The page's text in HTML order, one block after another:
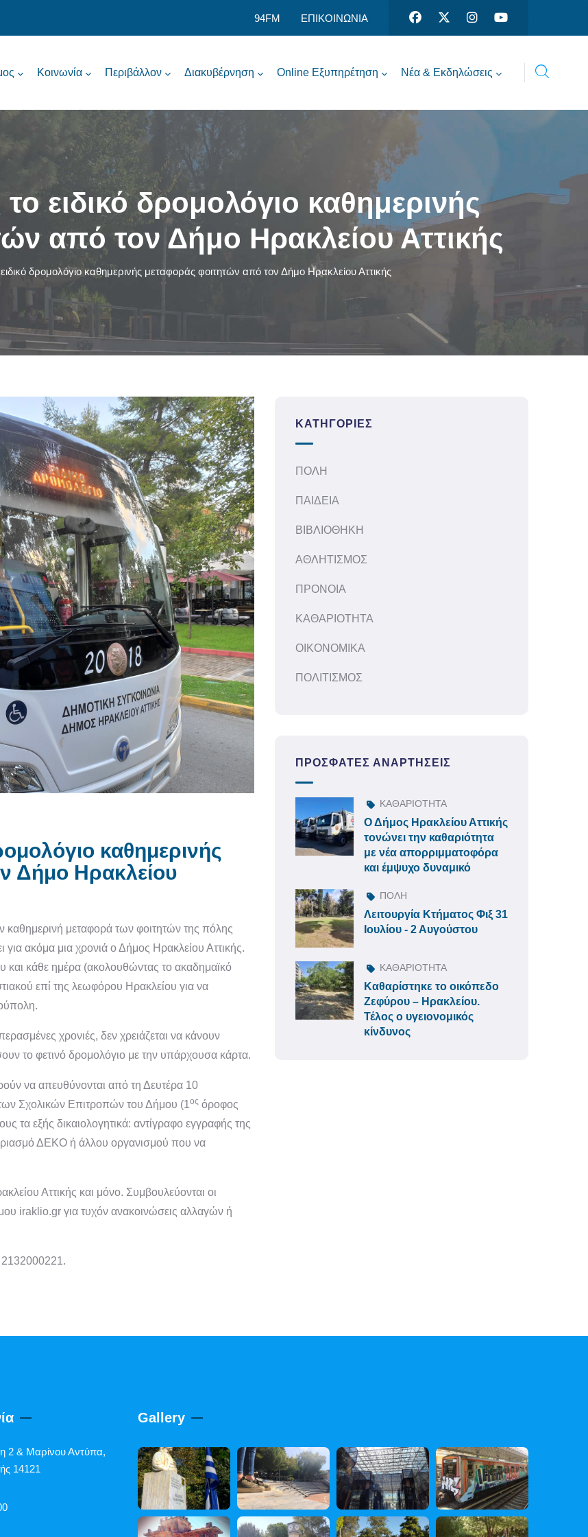
94FM ΕΠΙΚΟΙΝΩΝΙΑ
Κοινωνία Περιβάλλον Διακυβέρνηση Online Εξυπηρέτηση Νέα & Εκδηλώσεις
το ειδικό δρομολόγιο καθημερινής
από τον Δήμο Ηρακλείου Αττικής
δρομολόγιο καθημερινής μεταφοράς φοιτητών από τον Δήμο Ηρακλείου Αττικής
καθημερινής
Δήμο Ηρακλείου
καθημερινή μεταφορά των φοιτητών της πόλης
ακόμα μια χρονιά ο Δήμος Ηρακλείου Αττικής.
κάθε ημέρα (ακολουθώντας το ακαδημαϊκό
επί της λεωφόρου Ηρακλείου για να
χρονιές, δεν χρειάζεται να κάνουν
το φετινό δρομολόγιο με την υπάρχουσα κάρτα.
να απευθύνονται από τη Δευτέρα 10
Σχολικών Επιτροπών του Δήμου (1ος όροφος
τα εξής δικαιολογητικά: αντίγραφο εγγραφής της
ΔΕΚΟ ή άλλου οργανισμού που να
Αττικής και μόνο. Συμβουλεύονται οι
iraklio.gr για τυχόν ανακοινώσεις αλλαγών ή
2132000221.
ΚΑΤΗΓΟΡΊΕΣ
ΠΟΛΗ
ΠΑΙΔΕΙΑ
ΒΙΒΛΙΟΘΗΚΗ
ΑΘΛΗΤΙΣΜΟΣ
ΠΡΟΝΟΙΑ
ΚΑΘΑΡΙΟΤΗΤΑ
ΟΙΚΟΝΟΜΙΚΑ
ΠΟΛΙΤΙΣΜΟΣ
ΠΡΌΣΦΑΤΕΣ ΑΝΑΡΤΉΣΕΙΣ
ΚΑΘΑΡΙΟΤΗΤΑ
Ο Δήμος Ηρακλείου Αττικής
τονώνει την καθαριότητα
με νέα απορριμματοφόρα
και έμψυχο δυναμικό
ΠΟΛΗ
Λειτουργία Κτήματος Φιξ 31
Ιουλίου - 2 Αυγούστου
ΚΑΘΑΡΙΟΤΗΤΑ
Καθαρίστηκε το οικόπεδο
Ζεφύρου – Ηρακλείου.
Τέλος ο υγειονομικός
κίνδυνος
2 & Μαρίνου Αντύπα,
14121
Gallery